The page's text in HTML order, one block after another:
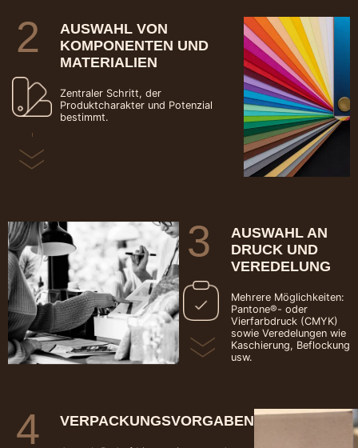
2
AUSWAHL VON
KOMPONENTEN UND
MATERIALIEN
Zentraler Schritt, der
Produktcharakter und Potenzial
bestimmt.
3
AUSWAHL AN
DRUCK UND
VEREDELUNG
Mehrere Möglichkeiten:
Pantone®- oder
Vierfarbdruck (CMYK)
sowie Veredelungen wie
Kaschierung, Beflockung
usw.
4 VERPACKUNGSVORGABEN